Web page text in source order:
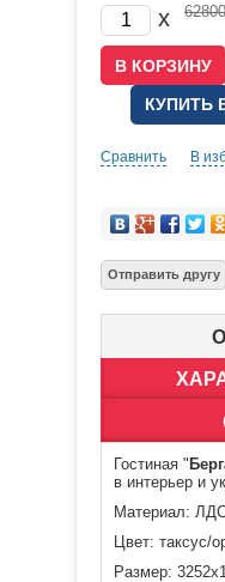
x 62800
КУПИТЬ
Сравнить В
Гостиная "
в интерьер и
Материал:
Цвет: таксус/
Размер: